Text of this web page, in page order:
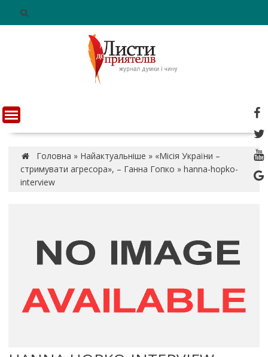
n
t
Головна » Найактуальніше » «Місія України –
стримувати агресора», – Ганна Гопко » hanna-hopko-
interview